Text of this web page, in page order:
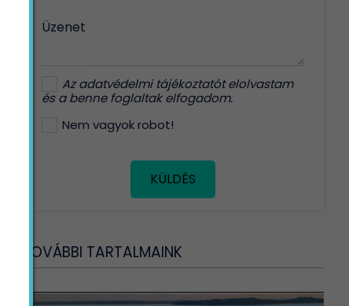
Üzenet
Azadatvédelmi tájékoztatótelolvastam
és a benne foglaltak elfogadom.
Nem vagyok robot!
KÜLDÉS
TOVÁBBI TARTALMAINK